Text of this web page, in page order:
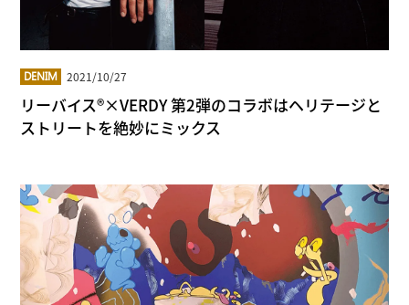
DENIM 2021/10/27
リーバイス®×VERDY 第2弾のコラボはヘリテージと
ストリートを絶妙にミックス